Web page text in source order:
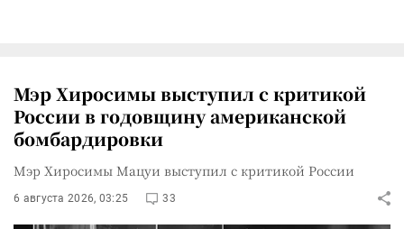
Мэр Хиросимы выступил с критикой
России в годовщину американской
бомбардировки
Мэр Хиросимы Мацуи выступил с критикой России
6 августа 2026, 03:25 33